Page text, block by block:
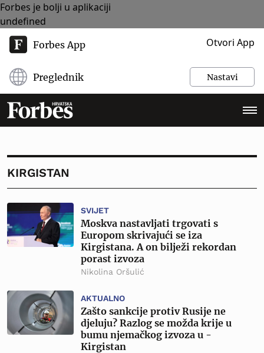
Forbes je bolji u aplikaciji
undefined
Forbes App Otvori App
Preglednik Nastavi
KIRGISTAN
SVIJET
Moskva nastavljati trgovati s
Europom skrivajući se iza
Kirgistana. A on bilježi rekordan
porast izvoza
Nikolina Oršulić
AKTUALNO
Zašto sankcije protiv Rusije ne
djeluju? Razlog se možda krije u
bumu njemačkog izvoza u -
Kirgistan